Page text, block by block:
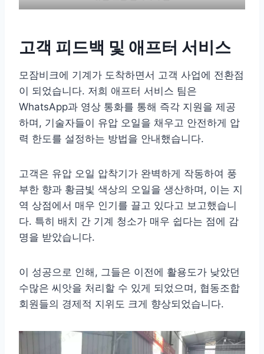
고객 피드백 및 애프터 서비스
모잠비크에 기계가 도착하면서 고객 사업에 전환점
이 되었습니다. 저희 애프터 서비스 팀은
WhatsApp과 영상 통화를 통해 즉각 지원을 제공
하며, 기술자들이 유압 오일을 채우고 안전하게 압
력 한도를 설정하는 방법을 안내했습니다.
고객은 유압 오일 압착기가 완벽하게 작동하여 풍
부한 향과 황금빛 색상의 오일을 생산하며, 이는 지
역 상점에서 매우 인기를 끌고 있다고 보고했습니
다. 특히 배치 간 기계 청소가 매우 쉽다는 점에 감
명을 받았습니다.
이 성공으로 인해, 그들은 이전에 활용도가 낮았던
수많은 씨앗을 처리할 수 있게 되었으며, 협동조합
회원들의 경제적 지위도 크게 향상되었습니다.